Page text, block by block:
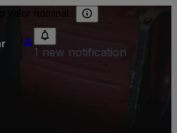
nominal.
1 new notification